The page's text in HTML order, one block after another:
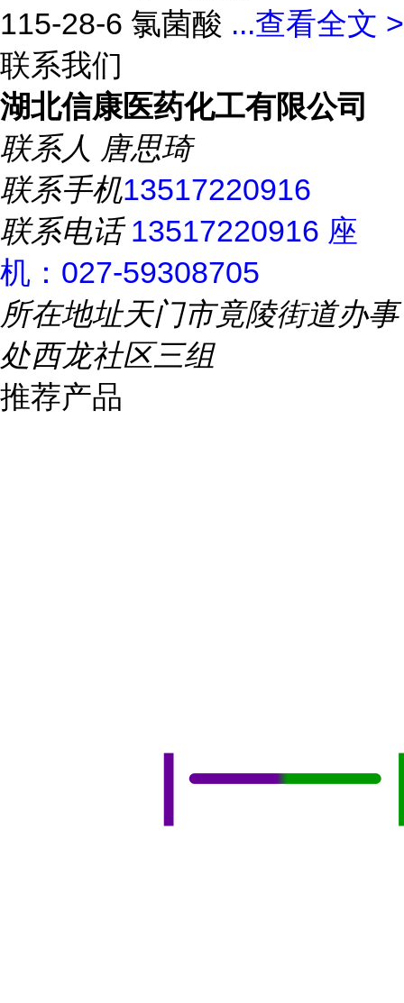
115-28-6 氯菌酸 ...查看全文 >
联系我们
湖北信康医药化工有限公司
联系人 唐思琦
联系手机13517220916
联系电话13517220916 座
机：027-59308705
所在地址天门市竟陵街道办事
处西龙社区三组
推荐产品